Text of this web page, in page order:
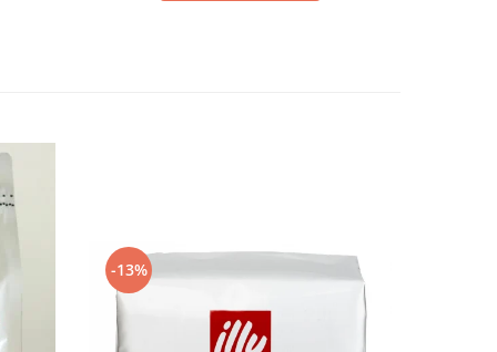
-13%